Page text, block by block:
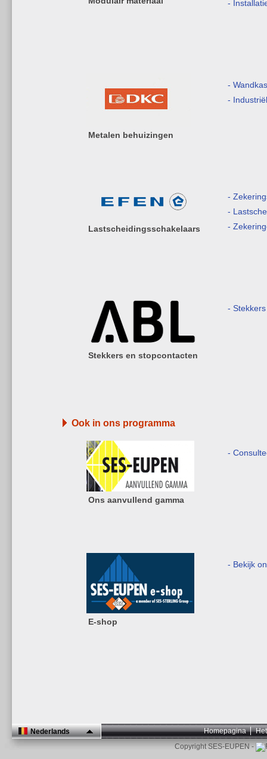
-
Metalen behuizingen
-
-
Lastscheidingsschakelaars
-
-
-
Stekkers en stopcontacten
-
Ook in ons programma
Ons aanvullend gamma
-
E-shop
- Bekijk
Nederlands Homepagina
Copyright SES-EUPEN -